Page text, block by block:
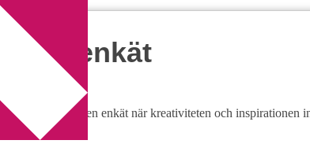
julenkät
passar bättre än en enkät när kreativiteten och inspirationen